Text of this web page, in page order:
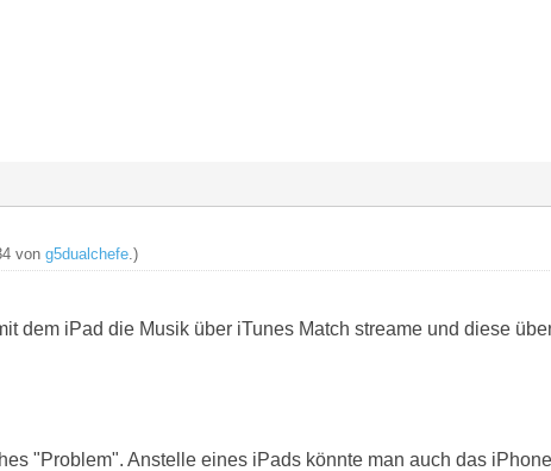
von g5dualchefe.)
dem iPad die Musik über iTunes Match streame und diese
"Problem". Anstelle eines iPads könnte man auch das